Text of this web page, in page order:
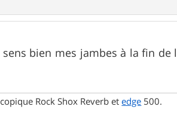
bien mes jambes à la fin de
Rock Shox Reverb etedge 500.